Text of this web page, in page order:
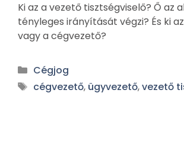
Ki az a vezető tisztségviselő? Ő az
tényleges irányítását végzi? És ki
vagy a cégvezető?
Cégjog
cégvezető, ügyvezető,vezető